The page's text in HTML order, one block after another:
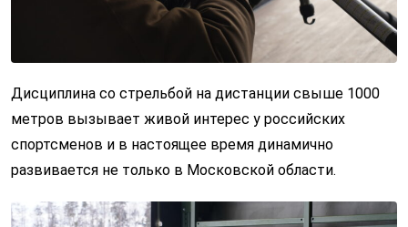
Дисциплина со стрельбой на дистанции свыше 1000
метров вызывает живой интерес у российских
спортсменов и в настоящее время динамично
развивается не только в Московской области.